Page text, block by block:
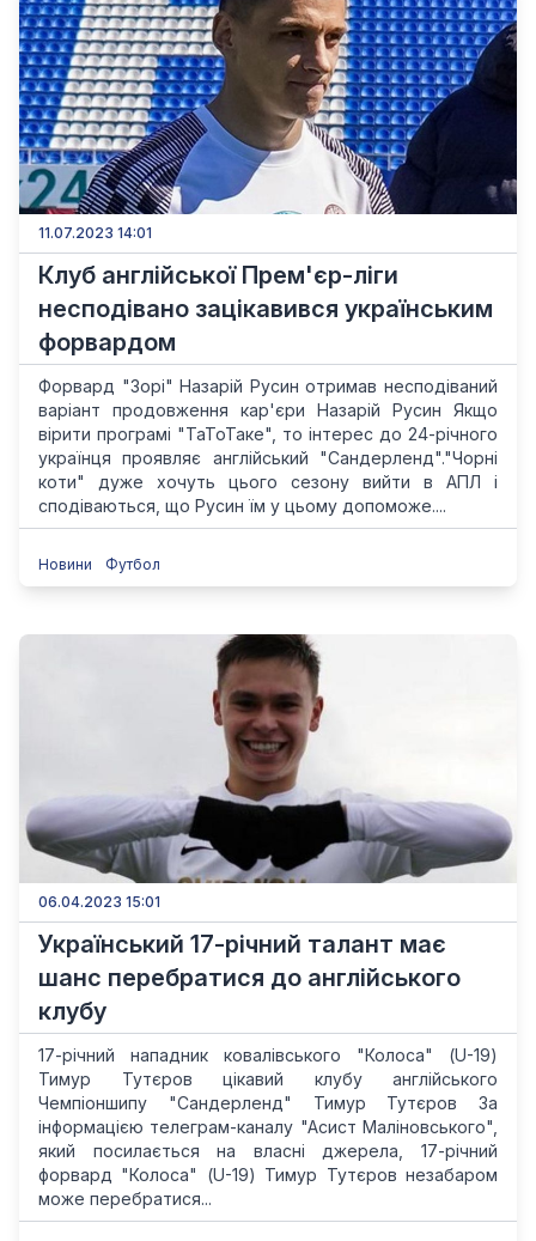
11.07.2023 14:01
Клуб англійської Прем'єр-ліги
несподівано зацікавився українським
форвардом
Форвард "Зорі" Назарій Русин отримав несподіваний
варіант продовження кар'єри Назарій Русин Якщо
вірити програмі "ТаТоТаке", то інтерес до 24-річного
українця проявляє англійський "Сандерленд"."Чорні
коти" дуже хочуть цього сезону вийти в АПЛ і
сподіваються, що Русин їм у цьому допоможе....
Новини Футбол
06.04.2023 15:01
Український 17-річний талант має
шанс перебратися до англійського
клубу
17-річний нападник ковалівського "Колоса" (U-19)
Тимур Тутєров цікавий клубу англійського
Чемпіоншипу "Сандерленд" Тимур Тутєров За
інформацією телеграм-каналу "Асист Маліновського",
який посилається на власні джерела, 17-річний
форвард "Колоса" (U-19) Тимур Тутєров незабаром
може перебратися...